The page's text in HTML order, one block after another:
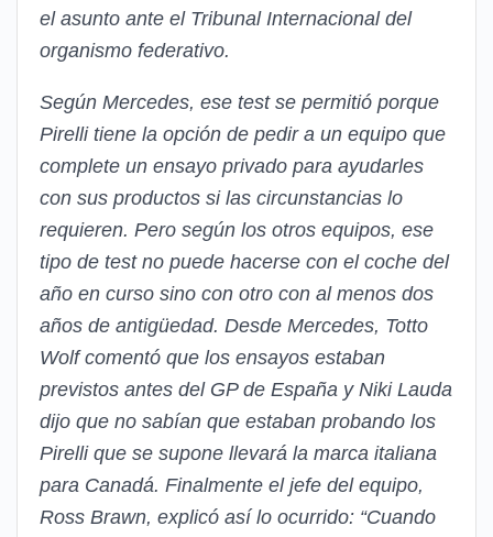
el asunto ante el Tribunal Internacional del
organismo federativo.
Según Mercedes, ese test se permitió porque
Pirelli tiene la opción de pedir a un equipo que
complete un ensayo privado para ayudarles
con sus productos si las circunstancias lo
requieren. Pero según los otros equipos, ese
tipo de test no puede hacerse con el coche del
año en curso sino con otro con al menos dos
años de antigüedad. Desde Mercedes, Totto
Wolf comentó que los ensayos estaban
previstos antes del GP de España y Niki Lauda
dijo que no sabían que estaban probando los
Pirelli que se supone llevará la marca italiana
para Canadá. Finalmente el jefe del equipo,
Ross Brawn, explicó así lo ocurrido: “Cuando